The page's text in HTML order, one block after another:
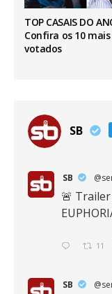
TOP CASAIS DO
Confira os 10 mais
votados
SB
SB
🚨
11
SB